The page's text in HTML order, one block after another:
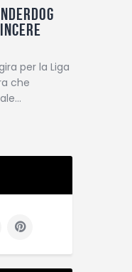
per la Liga
che